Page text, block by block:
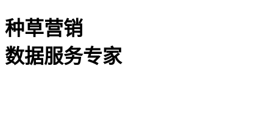
种草营销
数据服务专家